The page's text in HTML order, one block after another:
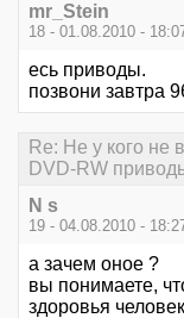
mr_Stein
18 - 01.08.2010 -
есь приводы.
позвони завтра
Re: Не у кого не
DVD-RW
N s
19 - 04.08.2010 -
а зачем оное ?
вы понимаете,
здоровья